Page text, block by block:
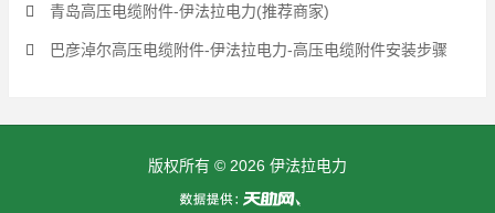
青岛高压电缆附件-伊法拉电力(推荐商家)
巴彦淖尔高压电缆附件-伊法拉电力-高压电缆附件安装步骤
版权所有 © 2026 伊法拉电力